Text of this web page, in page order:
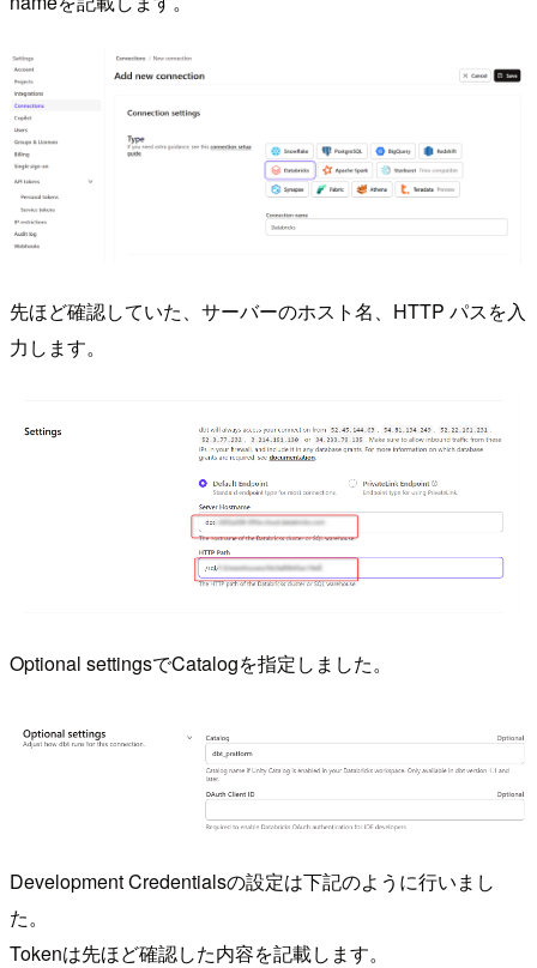
先ほど確認していた、サーバーのホスト名、HTTP パスを入
力します。
Optional settingsでCatalogを指定しました。
Development Credentialsの設定は下記のように行いまし
た。
Tokenは先ほど確認した内容を記載します。